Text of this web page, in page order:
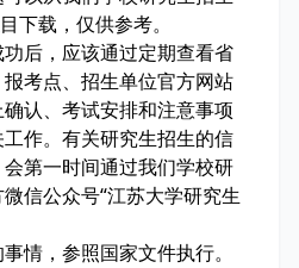
下载，仅供参考。
功后，应该通过定期查看省
考点、招生单位官方网站
认、考试安排和注意事项
作。有关研究生招生的信
第一时间通过我们学校研
信公众号“江苏大学研究生
情，参照国家文件执行。